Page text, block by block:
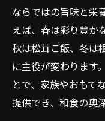
ならではの旨味と栄
えば、春は彩り豊か
秋は松茸ご飯、冬は
に主役が変わります
とで、家族やおもて
提供でき、和食の奥